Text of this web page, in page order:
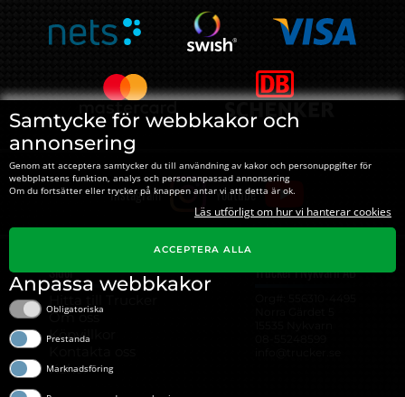
Samtycke för webbkakor och
annonsering
Genom att acceptera samtycker du till användning av kakor och personuppgifter för
webbplatsens funktion, analys och personanpassad annonsering
Om du fortsätter eller trycker på knappen antar vi att detta är ok.
Läs utförligt om hur vi hanterar cookies
ACCEPTERA ALLA
Anpassa webbkakor
Obligatoriska
Prestanda
Marknadsföring
Instagram Youtube
Sidor
Om oss
Köpvillkor
Kakor
Trucker i Nykvarn AB